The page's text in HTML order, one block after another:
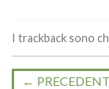
I trackback sono
←